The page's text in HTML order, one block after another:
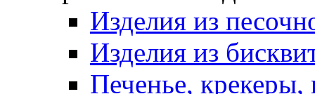
Изделия из
Изделия из
Печенье, крекеры,